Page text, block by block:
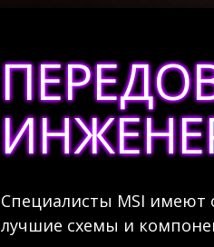
Специалисты MSI
лучшие схемы и